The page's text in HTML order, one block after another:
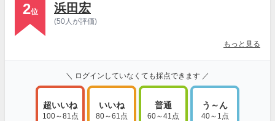
2位 浜田宏
(50人が評価)
もっと見る
＼ ログインしていなくても採点できます ／
超いいね
100～81点
いいね
80～61点
普通
60～41点
う～ん
40～1点